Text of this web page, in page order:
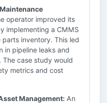
operator improved its
implementing a CMMS
inventory. This led
in pipeline leaks and
case study would
metrics and cost
Management: An